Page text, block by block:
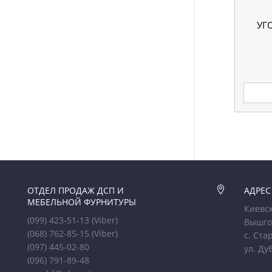
ОТДЕЛ ПРОДАЖ ДСП И
МЕБЕЛЬНОЙ ФУРНИТУРЫ
(099) 423-51-13(Viber)
(068) 762-85-15(Viber)
(097) 445-02-80
(096) 791-89-48

АДРЕС
с.
ул.